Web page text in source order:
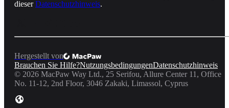
dieser Datenschutzhinweis.
Hergestellt von
Brauchen Sie Hilfe?NutzungsbedingungenDatenschutzhinweis
© 2026 MacPaw Way Ltd., 25 Serifou, Allure Center 11, Office
No. 11-12, 2nd Floor, 3046 Zakaki, Limassol, Cyprus